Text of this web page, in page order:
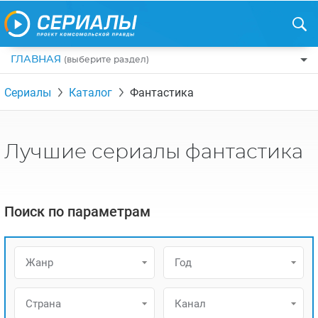
ГЛАВНАЯ (выберите раздел)
ПО ЖАНРАМ
КОМЕДИИ
УЖАСЫ
ТРИЛЛЕРЫ
ФЭНТЕЗИ
ДЕТЕКТИВЫ
КРИМИНАЛ
ИТАЛИЯ
УКРАИНА
РЕЦЕНЗИИ
НОВОСТИ ТУРЕЦКИХ СЕРИАЛОВ
АЗИАТСКИЕ СЕРИАЛЫ
ИНТЕРВЬЮ
Сериалы Каталог Фантастика
Лучшие сериалы фантастика
Поиск по параметрам
Жанр Год
Страна Канал